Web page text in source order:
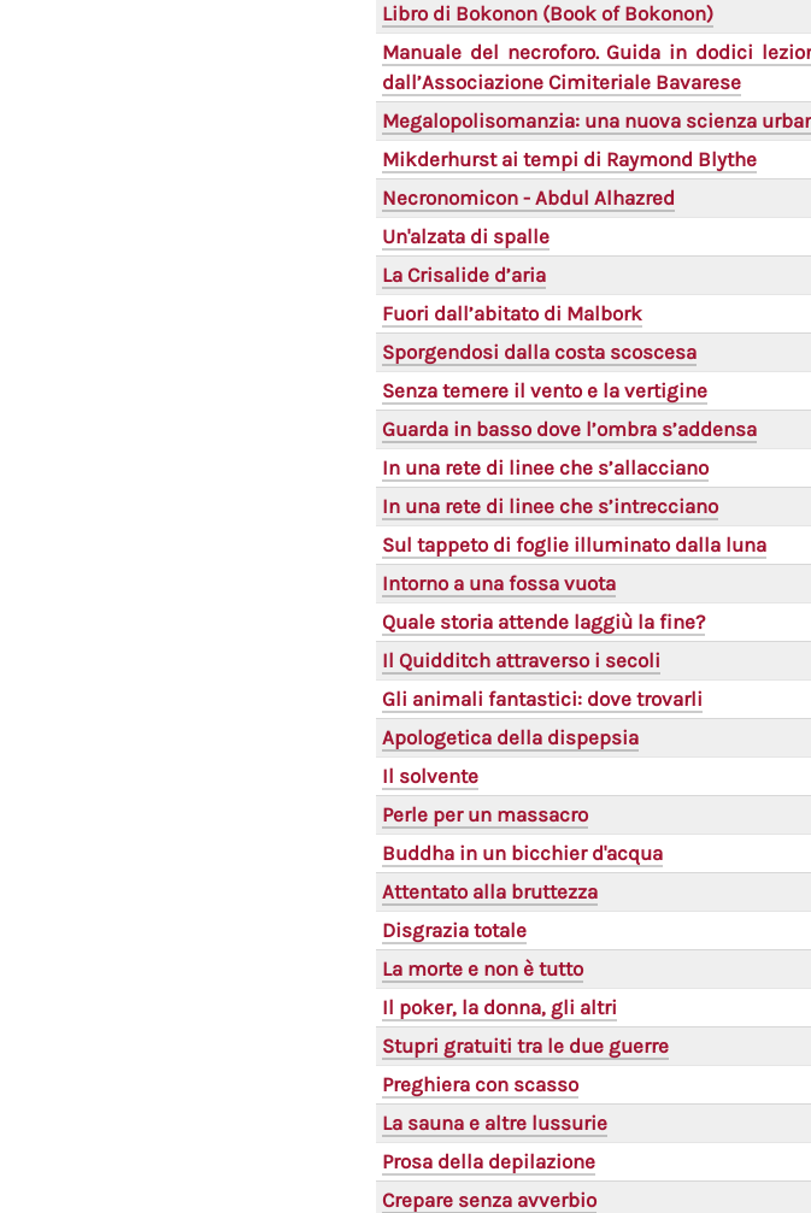
Libro di Bokonon (Book of Bokonon)
Manuale del necroforo. Guida in dodici
dall’Associazione Cimiteriale Bavarese
Megalopolisomanzia: una nuova scienza
Mikderhurst ai tempi di Raymond Blythe
Necronomicon - Abdul Alhazred
Un'alzata di spalle
La Crisalide d’aria
Fuori dall’abitato di Malbork
Sporgendosi dalla costa scoscesa
Senza temere il vento e la vertigine
Guarda in basso dove l’ombra s’addensa
In una rete di linee che s’allacciano
In una rete di linee che s’intrecciano
Sul tappeto di foglie illuminato dalla luna
Intorno a una fossa vuota
Quale storia attende laggiù la fine?
Il Quidditch attraverso i secoli
Gli animali fantastici: dove trovarli
Apologetica della dispepsia
Il solvente
Perle per un massacro
Buddha in un bicchier d'acqua
Attentato alla bruttezza
Disgrazia totale
La morte e non è tutto
Il poker, la donna, gli altri
Stupri gratuiti tra le due guerre
Preghiera con scasso
La sauna e altre lussurie
Prosa della depilazione
Crepare senza avverbio